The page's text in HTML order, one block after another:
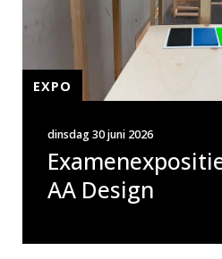
AA Design
dinsdag 30 juni 2026
EXPO